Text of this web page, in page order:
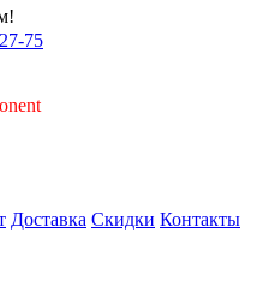
75
Доставка Скидки Контакты